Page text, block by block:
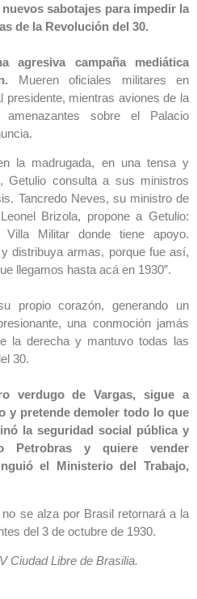
sabotajes para impedir la
de la Revolución del 30.
agresiva campaña mediática
Mueren oficiales militares en
presidente, mientras aviones de la
amenazantes sobre el Palacio
la madrugada, en una tensa y
Getulio consulta a sus ministros
Tancredo Neves, su ministro de
Brizola, propone a Getulio:
Militar donde tiene apoyo.
distribuya armas, porque fue así,
llegamos hasta acá en 1930”.
propio corazón, generando un
una conmoción jamás
la derecha y mantuvo todas las
30.
verdugo de Vargas, sigue a
y pretende demoler todo lo que
la seguridad social pública y
Petrobras y quiere vender
el Ministerio del Trabajo,
se alza por Brasil retornará a la
del 3 de octubre de 1930.
Ciudad Libre de Brasilia.